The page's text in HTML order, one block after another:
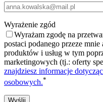
Wyrażenie zgód
Wyrażam zgodę na
postaci podanego przeze
produktów i usług w tym
marketingowych (tj.: oferty
znajdziesz informacje
osobowych.*